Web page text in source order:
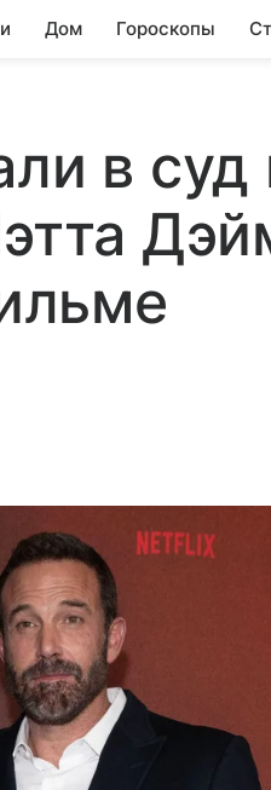
Дом Гороскопы
в суд